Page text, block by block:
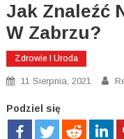
Jak Znaleźć
W Zabrzu?
Zdrowie I Uroda
11 Sierpnia, 2021
Podziel się